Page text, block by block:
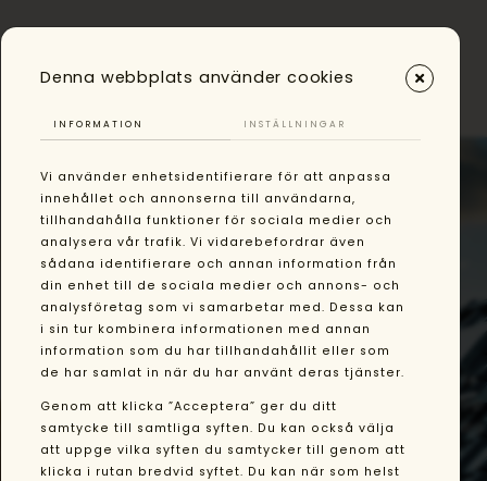
Solverket är experter på solenergi och
batterilagring.
Med oss som partner blir du trygg inför din investering, under
installationen, och framför allt får du en ansvarstagande
partner under hela din anläggnings livslängd.
Vi står för kvalitet, trygghet och tekniskt kunnande. Vi ser på
varje installation som ett samarbete där vi finns med dig, inte
bara idag, utan även i framtiden. Oavsett om du behöver hjälp
nu eller om 10 år, kan du alltid lita på att vi är här för att stödja
dig och säkerställa att din investering fortsätter att leverera.
Denna webbplats använder cookies
INFORMATION INSTÄLLNINGAR
Vi använder enhetsidentifierare för att anpassa
innehållet och annonserna till användarna,
tillhandahålla funktioner för sociala medier och
analysera vår trafik. Vi vidarebefordrar även
sådana identifierare och annan information från
din enhet till de sociala medier och annons- och
analysföretag som vi samarbetar med. Dessa kan
i sin tur kombinera informationen med annan
information som du har tillhandahållit eller som
de har samlat in när du har använt deras tjänster.
Genom att klicka ”Acceptera” ger du ditt
samtycke till samtliga syften. Du kan också välja
att uppge vilka syften du samtycker till genom att
klicka i rutan bredvid syftet. Du kan när som helst